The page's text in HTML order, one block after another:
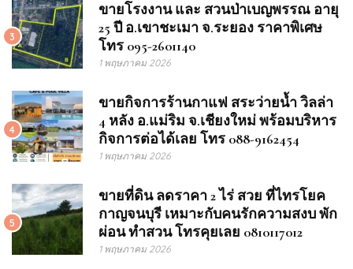
3
ขายโรงงาน และ สวนป่าเบญพรรณ อายุ
25 ปี อ.เขาชะเมา จ.ระยอง ราคาพิเศษ
โทร 095-2601140
1 พฤษภาคม 2026
4
ขายกิจการร้านกาแฟ สระว่ายน้ำ วิลล่า
4 หลัง อ.แม่ริม จ.เชียงใหม่ พร้อมบริหาร
กิจการต่อได้เลย โทร 088-9162454
1 พฤษภาคม 2026
5
ขายที่ดิน ลดราคา 2 ไร่ สวย ที่ไทรโยค
กาญจนบุรี เหมาะกับคนรักความสงบ พัก
ผ่อน ทำสวน โทรคุยเลย 0810117012
1 พฤษภาคม 2026